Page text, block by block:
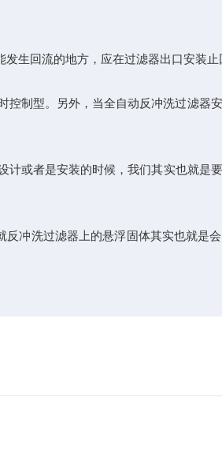
生回流的地方，应在过滤器出口安装止
制型。另外，当全自动反冲洗过滤器
或者是安装的时候，我们其实也就是
冲洗过滤器上的悬浮固体其实也就是